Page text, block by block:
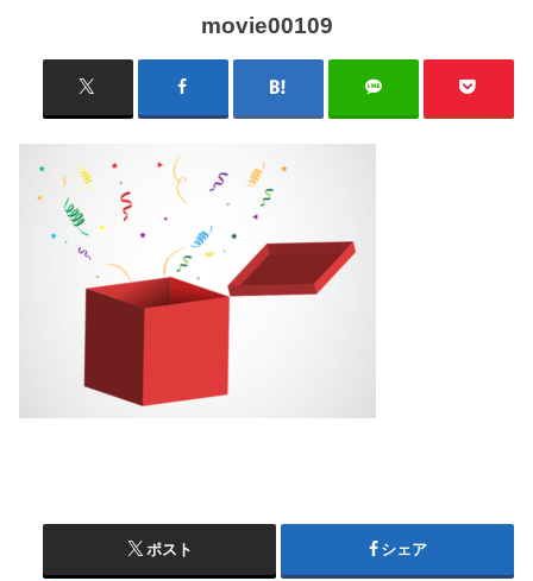
movie00109
ポスト シェア